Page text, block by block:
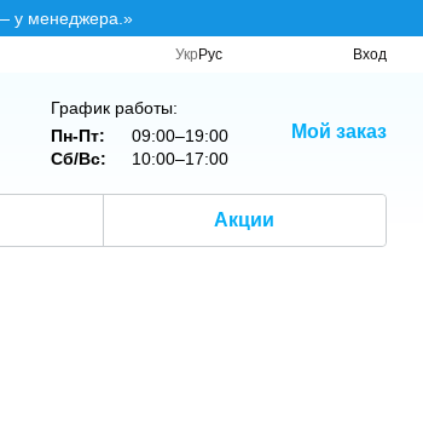
у менеджера.»
Укр Рус Вход
График работы:
Пн-Пт:
09:00–19:00
Сб/Вс:
10:00–17:00
Мой заказ
Акции